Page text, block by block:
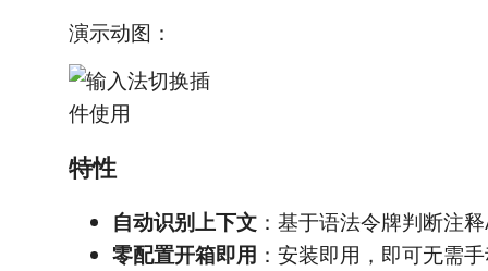
演示动图：
特性
自动识别上下文 ：基于语法令牌判断注
零配置开箱即用 ：安装即用，即可无需